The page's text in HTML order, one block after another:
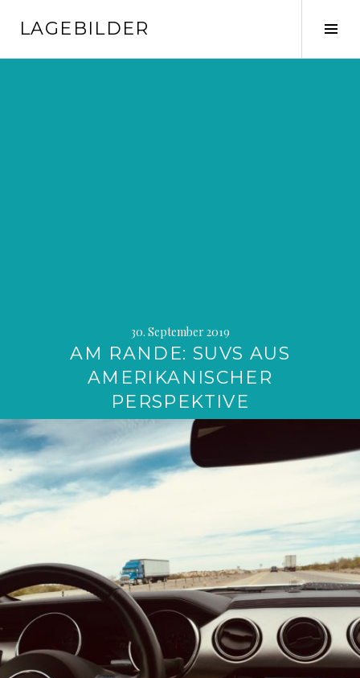
LAGEBILDER
30. September 2019
AM RANDE: SUVS AUS
AMERIKANISCHER
PERSPEKTIVE